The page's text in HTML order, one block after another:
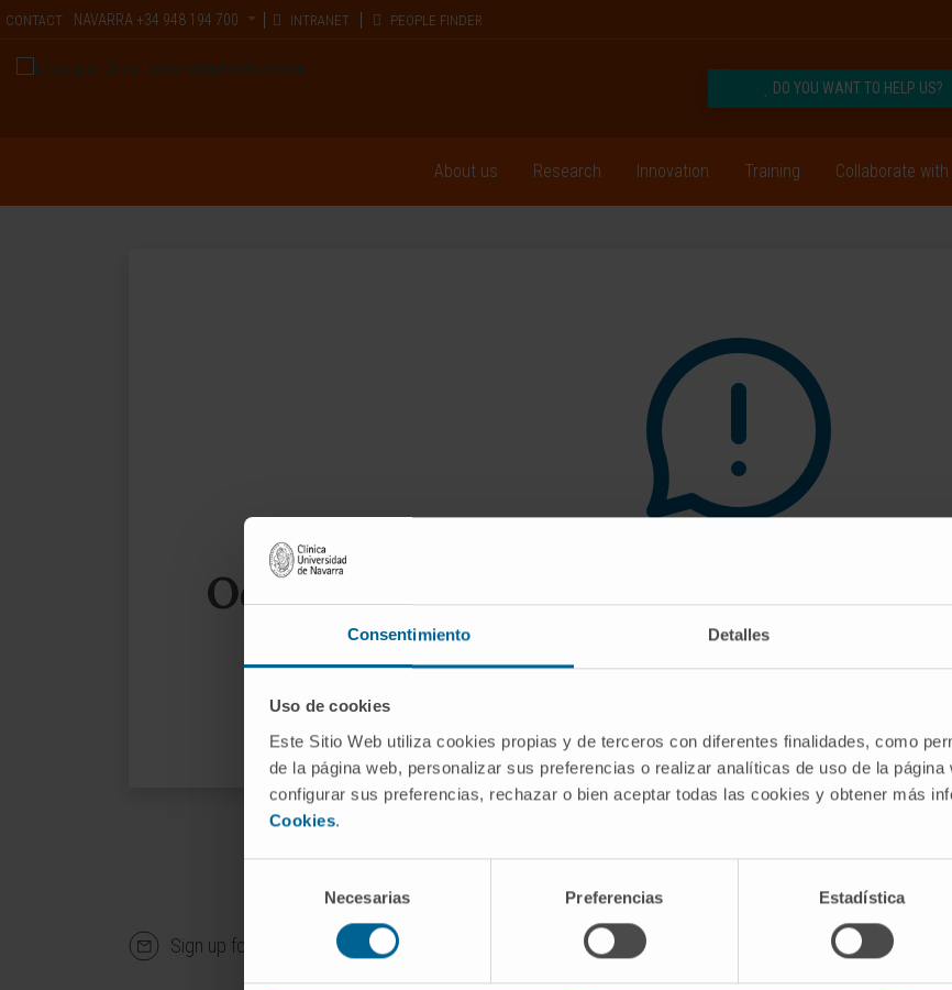
Consentimiento Detalles
Uso de cookies
Este Sitio Web utiliza cookies propias y de terceros con diferentes finalidades, como
de la página web, personalizar sus preferencias o realizar analíticas de uso de la página
configurar sus preferencias, rechazar o bien aceptar todas las cookies y obtener más
Cookies.
consentimiento
Necesarias Preferencias Estadística
CONTACT NAVARRA +34 948 194 700 INTRANET PEOPLE FINDER
DO YOU WANT TO HELP US?
About us Research Innovation Training Collaborate
Oops, the page you are looking for
Sign up for our newsletter Follow us